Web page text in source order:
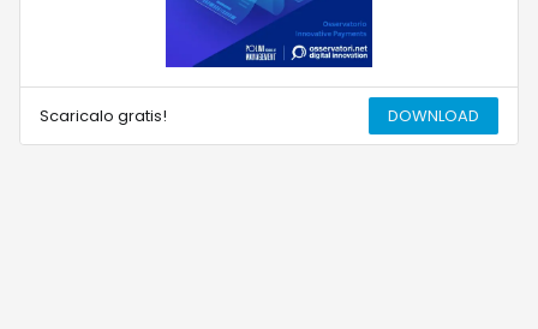
Scaricalo gratis! DOWNLOAD